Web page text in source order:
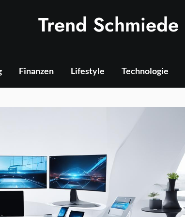
Trend Schmiede
Finanzen Lifestyle Technologie